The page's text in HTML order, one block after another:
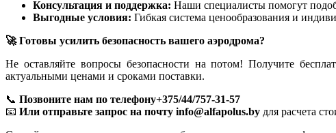
Консультация и поддержка: Наши специалисты помогут
Выгодные условия: Гибкая система ценообразования и
🚀 Готовы усилить безопасность вашего аэродрома?
Не оставляйте вопросы безопасности на потом! Получите
актуальными ценами и сроками поставки.
📞 Позвоните нам по телефону+375/44/757-31-57
📧 Или отправьте запрос на почту info@alfapolus.by для расчета